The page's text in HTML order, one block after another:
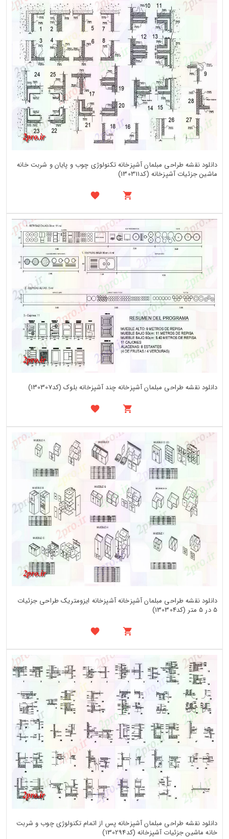
دانلود نقشه طراحی مبلمان آشپزخانه تکنولوژی چوب و پایان و شربت خانه
ماشین جزئیات آشپزخانه (کد130311)
دانلود نقشه طراحی مبلمان آشپزخانه چند آشپزخانه بلوک (کد130307)
دانلود نقشه طراحی مبلمان آشپزخانه آشپزخانه ایزومتریک طراحی جزئیات
5 در 5 متر (کد130304)
دانلود نقشه طراحی مبلمان آشپزخانه پس از اتمام تکنولوژی چوب و شربت
خانه ماشین جزئیات آشپزخانه (کد130294)